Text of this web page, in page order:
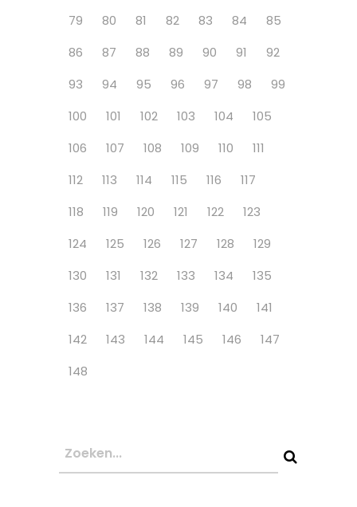
79
80 81 82 83 84
85
86
87 88 89 90 91
92
93
94 95 96 97 98
99
100
101 102 103 104
105
106
107 108 109 110
111
112
113 114 115 116
117
118
119 120 121 122
123
124
125 126 127 128
129
130
131 132 133 134
135
136
137 138 139 140
141
142
143 144 145 146
147
148